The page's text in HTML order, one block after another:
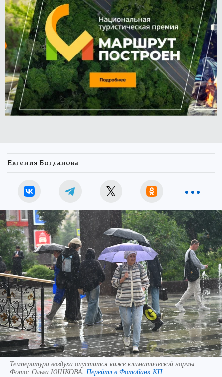
Евгения Богданова
Температура воздуха опустится ниже климатической нормы
Фото: Ольга ЮШКОВА. Перейти в Фотобанк КП